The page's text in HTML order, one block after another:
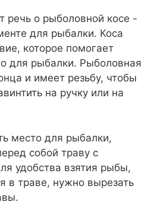
речь о рыболовной косе -
для рыбалки. Коса
которое помогает
для рыбалки. Рыболовная
и имеет резьбу, чтобы
на ручку или на
место для рыбалки,
собой траву с
удобства взятия рыбы,
в траве, нужно вырезать